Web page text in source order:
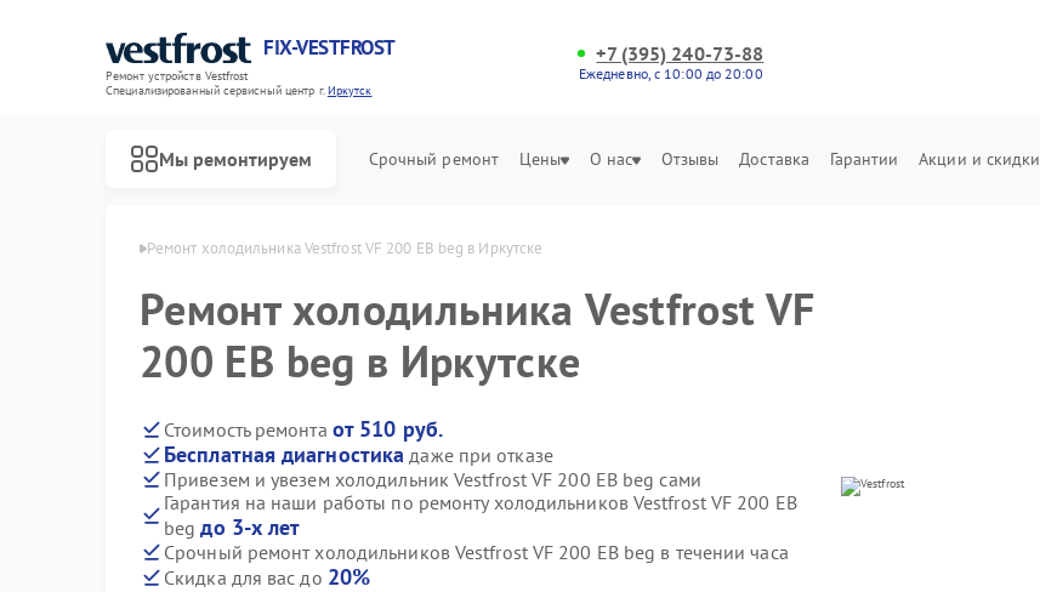
FIX-VESTFROST
Ремонт устройств Vestfrost
Специализированный cервисный центр г.Иркутск
+7 (395) 240-73-88
Ежедневно, с 10:00 до 20:00
Мы ремонтируем Срочный ремонт Цены О нас Отзывы Доставка Гарантии Акции и скидки
Ремонт холодильника Vestfrost VF 200 EB beg в Иркутске
Ремонт холодильника Vestfrost VF
200 EB beg в Иркутске
Стоимость ремонта от 510 руб.
Бесплатная диагностика даже при отказе
Привезем и увезем холодильник Vestfrost VF 200 EB beg сами
Гарантия на наши работы по ремонту холодильников Vestfrost VF 200 EB
begдо 3-х лет
Срочный ремонт холодильников Vestfrost VF 200 EB beg в течении часа
Скидка для вас до 20%